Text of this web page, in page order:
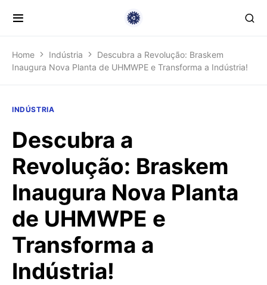
Home Indústria
Descubra a Revolução: Braskem
Inaugura Nova Planta de UHMWPE e Transforma a Indústria!
INDÚSTRIA
Descubra a
Revolução: Braskem
Inaugura Nova Planta
de UHMWPE e
Transforma a
Indústria!